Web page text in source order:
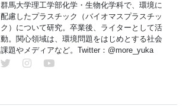
群馬大学理工学部化学・生物化学科で、環境に
配慮したプラスチック（バイオマスプラスチッ
ク）について研究。卒業後、ライターとして活
動。関心領域は、環境問題をはじめとする社会
課題やメディアなど。Twitter：@more_yuka